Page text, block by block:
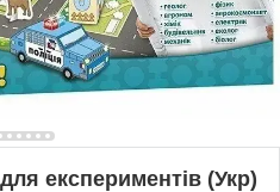
експериментів (Укр)